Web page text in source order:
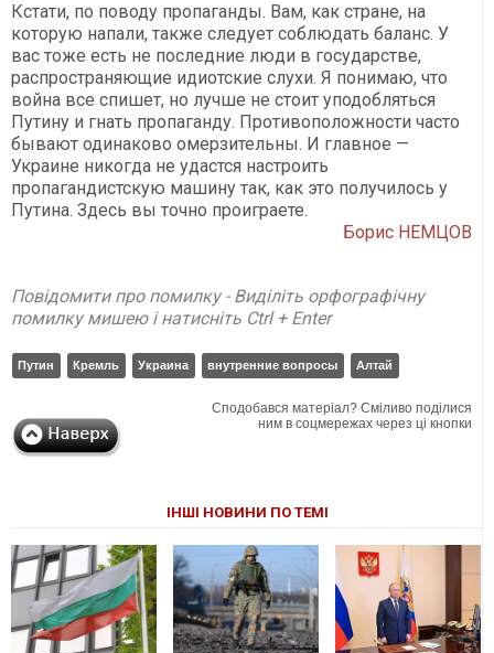
Кстати, по поводу пропаганды. Вам, как стране, на
которую напали, также следует соблюдать баланс. У
вас тоже есть не последние люди в государстве,
распространяющие идиотские слухи. Я понимаю, что
война все спишет, но лучше не стоит уподобляться
Путину и гнать пропаганду. Противоположности часто
бывают одинаково омерзительны. И главное —
Украине никогда не удастся настроить
пропагандистскую машину так, как это получилось у
Путина. Здесь вы точно проиграете.
Борис НЕМЦОВ
Повідомити про помилку - Виділіть орфографічну
помилку мишею і натисніть Ctrl + Enter
Путин Кремль Украина внутренние вопросы Алтай
Сподобався матеріал? Сміливо поділися
ним в соцмережах через ці кнопки
ІНШІ НОВИНИ ПО ТЕМІ